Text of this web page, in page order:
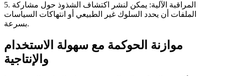
5. المراقبة الآلية: يمكن لنشر اكتشاف الشذوذ حول مشاركة
الملفات أن يحدد السلوك غير الطبيعي أو انتهاكات السياسات
بسرعة.
موازنة الحوكمة مع سهولة الاستخدام
والإنتاجية